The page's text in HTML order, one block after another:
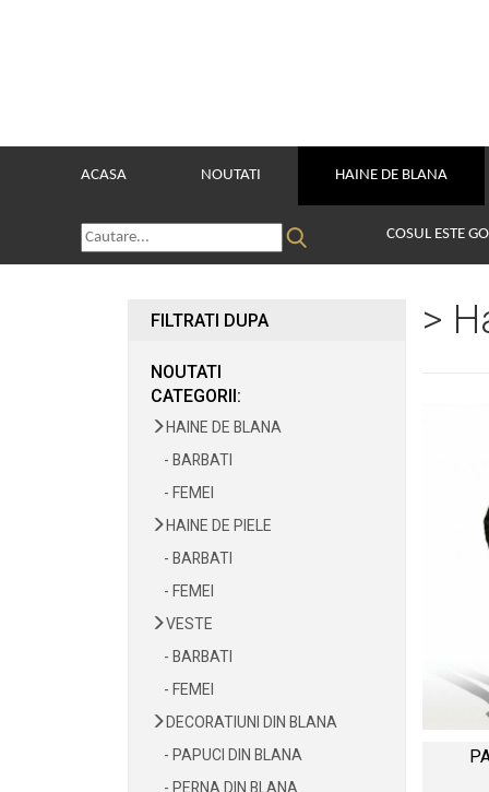
ACASA NOUTATI HAINE DE BLANA
COSUL ESTE
FILTRATI DUPA
NOUTATI
CATEGORII:
HAINE DE BLANA
- BARBATI
- FEMEI
HAINE DE PIELE
- BARBATI
- FEMEI
VESTE
- BARBATI
- FEMEI
DECORATIUNI DIN BLANA
- PAPUCI DIN BLANA
- PERNA DIN BLANA
>